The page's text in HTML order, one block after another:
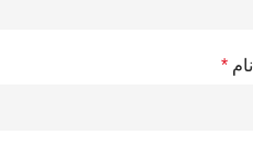
نام *